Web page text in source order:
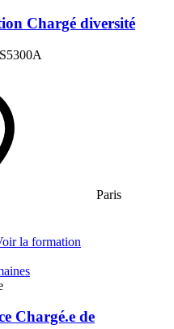
Chargé diversité
Paris
la formation
Chargé.e de